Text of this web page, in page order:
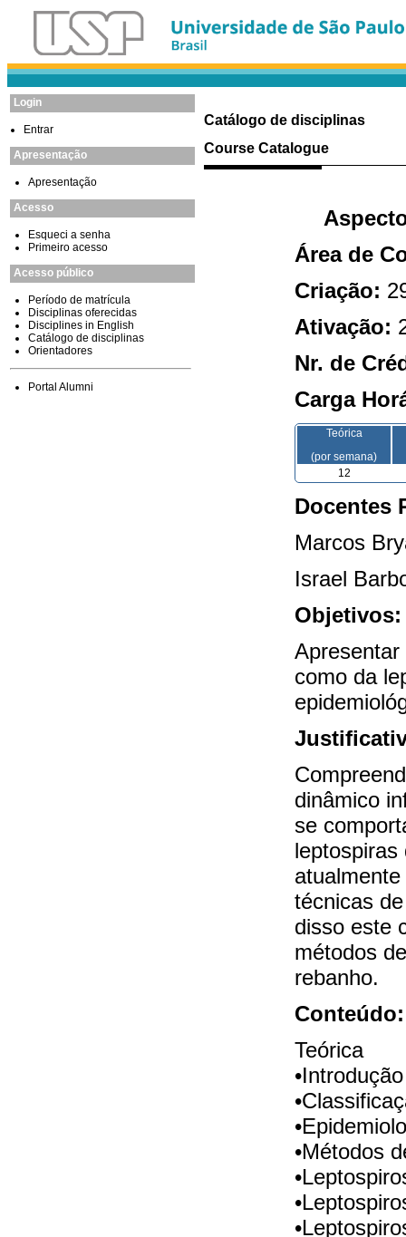
Login
Entrar
Apresentação
Apresentação
Acesso
Esqueci a senha
Primeiro acesso
Acesso público
Período de matrícula
Disciplinas oferecidas
Disciplines in English
Catálogo de disciplinas
Orientadores
Portal Alumni
Catálogo de disciplinas
Course Catalogue